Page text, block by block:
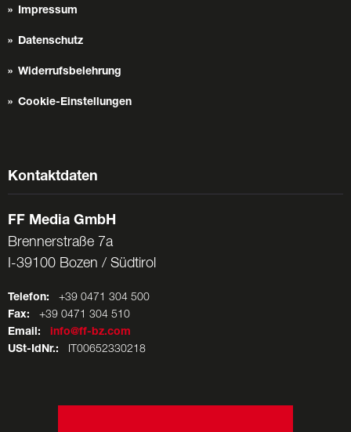
Impressum
Datenschutz
Widerrufsbelehrung
Cookie-Einstellungen
Kontaktdaten
FF Media GmbH
Brennerstraße 7a
I-39100 Bozen / Südtirol
Telefon: +39 0471 304 500
Fax: +39 0471 304 510
Email:
info@ff-bz.com
USt-IdNr.: IT00652330218